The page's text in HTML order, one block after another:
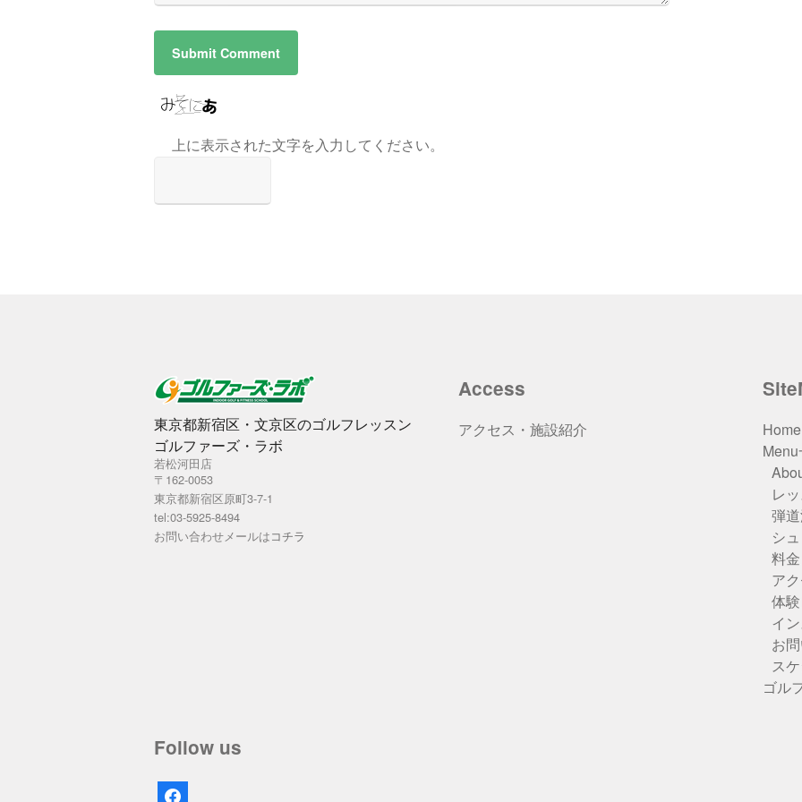
上に表示された文字を入力してください。
東京都新宿区・文京区のゴルフレッスン
ゴルファーズ・ラボ
若松河田店
〒162-0053
東京都新宿区原町3-7-1
tel:03-5925-8494
お問い合わせメールはコチラ
Access
アクセス・施設紹介
Home
レ
弾
シ
料
ア
体
イ
お
ス
ゴル
Follow us
facebook